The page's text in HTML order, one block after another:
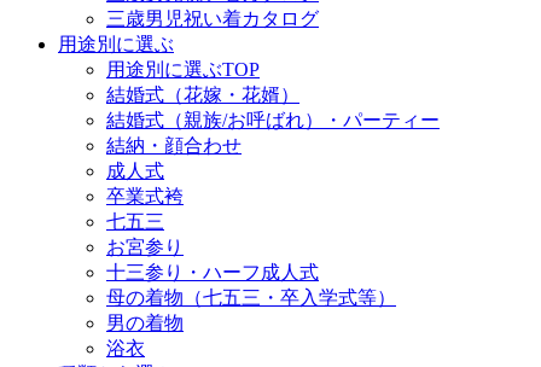
三歳男児祝い着カタログ
用途別に選ぶ
用途別に選ぶTOP
結婚式（花嫁・花婿）
結婚式（親族/お呼ばれ）・パーティー
結納・顔合わせ
成人式
卒業式袴
七五三
お宮参り
十三参り・ハーフ成人式
母の着物（七五三・卒入学式等）
男の着物
浴衣